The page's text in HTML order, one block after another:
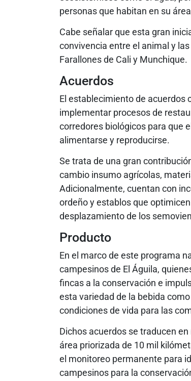
personas que habitan en su
Cabe señalar que esta gran
convivencia entre el animal y
Farallones de Cali y Munchique.
Acuerdos
El establecimiento de acuerdos
implementar procesos de
corredores biológicos para que
alimentarse y reproducirse.
Se trata de una gran
cambio insumo agrícolas,
Adicionalmente, cuentan con
ordeño y establos que
desplazamiento de los
Producto
En el marco de este programa
campesinos de El Águila,
fincas a la conservación e
esta variedad de la bebida
condiciones de vida para las
Dichos acuerdos se traducen
área priorizada de 10 mil
el monitoreo permanente para
campesinos para la